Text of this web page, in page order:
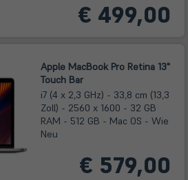
€ 499,00
Apple MacBook Pro Retina 13"
Touch Bar
i7 (4 x 2,3 GHz) - 33,8 cm (13,3
Zoll) - 2560 x 1600 - 32 GB
RAM - 512 GB - Mac OS - Wie
Neu
€ 579,00